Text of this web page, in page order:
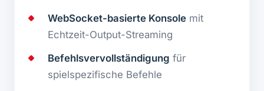
WebSocket-basierte Konsole mit
Echtzeit-Output-Streaming
Befehlsvervollständigung für
spielspezifische Befehle